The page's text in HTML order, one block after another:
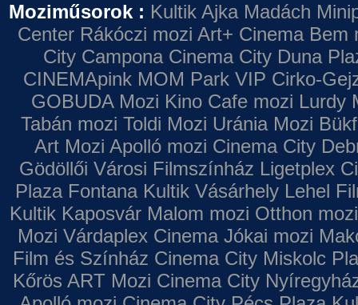
Moziműsorok : Kultik Ajka Madách
Center Rákóczi mozi Art+ Cinema Bem
City Campona Cinema City Duna
CINEMApink MOM Park VIP Cirko-
GOBUDA Mozi Kino Cafe mozi Lurdy
Tabán mozi Toldi Mozi Uránia Mozi
Art Mozi Apolló mozi Cinema City
Gödöllői Városi Filmszínház Ligetplex
Plaza Fontana Kultik Vásárhely Lehel
Kultik Kaposvár Malom mozi Otthon mozi
Mozi Várdaplex Cinema Jókai mozi
Film és Színház Cinema City Miskolc
Kőrös ART Mozi Cinema City